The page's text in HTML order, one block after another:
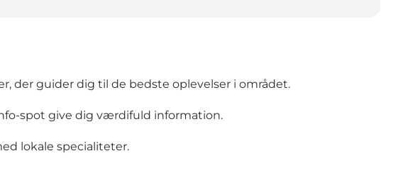
der guider dig til de bedste oplevelser i området.
spot give dig værdifuld information.
lokale specialiteter.